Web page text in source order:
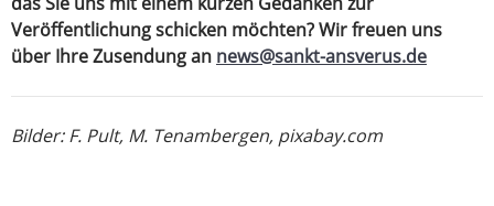
Veröffentlichung schicken möchten? Wir freuen uns
über Ihre Zusendung an news@sankt-ansverus.de
Bilder: F. Pult, M. Tenambergen, pixabay.com